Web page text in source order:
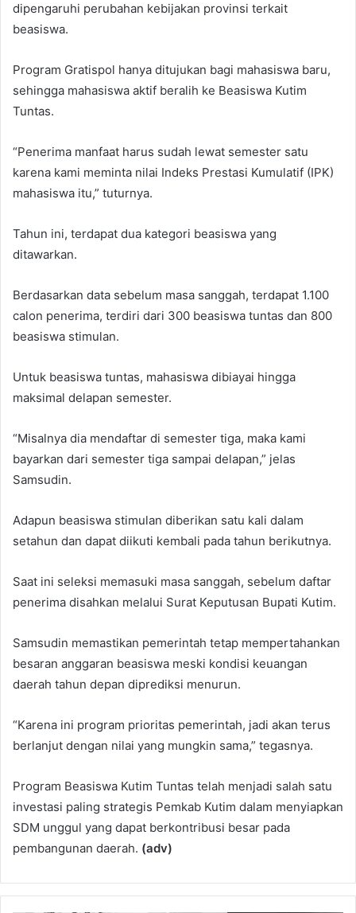
dipengaruhi perubahan kebijakan provinsi terkait
beasiswa.
Program Gratispol hanya ditujukan bagi mahasiswa baru,
sehingga mahasiswa aktif beralih ke Beasiswa Kutim
Tuntas.
“Penerima manfaat harus sudah lewat semester satu
karena kami meminta nilai Indeks Prestasi Kumulatif (IPK)
mahasiswa itu,” tuturnya.
Tahun ini, terdapat dua kategori beasiswa yang
ditawarkan.
Berdasarkan data sebelum masa sanggah, terdapat 1.100
calon penerima, terdiri dari 300 beasiswa tuntas dan 800
beasiswa stimulan.
Untuk beasiswa tuntas, mahasiswa dibiayai hingga
maksimal delapan semester.
“Misalnya dia mendaftar di semester tiga, maka kami
bayarkan dari semester tiga sampai delapan,” jelas
Samsudin.
Adapun beasiswa stimulan diberikan satu kali dalam
setahun dan dapat diikuti kembali pada tahun berikutnya.
Saat ini seleksi memasuki masa sanggah, sebelum daftar
penerima disahkan melalui Surat Keputusan Bupati Kutim.
Samsudin memastikan pemerintah tetap mempertahankan
besaran anggaran beasiswa meski kondisi keuangan
daerah tahun depan diprediksi menurun.
“Karena ini program prioritas pemerintah, jadi akan terus
berlanjut dengan nilai yang mungkin sama,” tegasnya.
Program Beasiswa Kutim Tuntas telah menjadi salah satu
investasi paling strategis Pemkab Kutim dalam menyiapkan
SDM unggul yang dapat berkontribusi besar pada
pembangunan daerah. (adv)